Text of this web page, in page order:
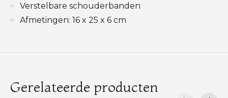
Verstelbare schouderbanden
Afmetingen: 16 x 25 x 6 cm
Gerelateerde producten